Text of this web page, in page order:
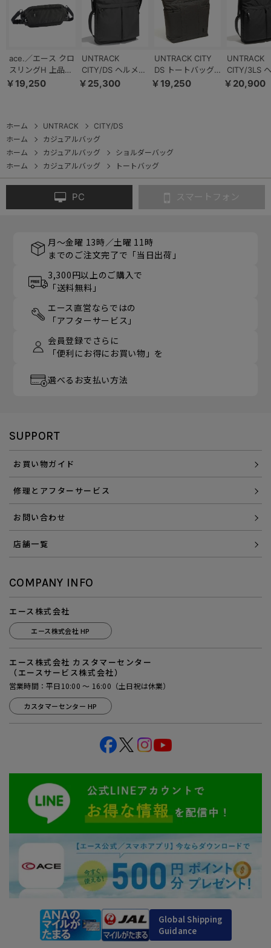
ace.／エース クロ
スリングH 上品な
杢調素材 スリング
￥19,250
UNTRACK
CITY/DS ヘルメッ
ト トートバッグ
￥25,300
UNTRACK CITY
DS トートバッグ
A4サイズ PC収納
￥19,250
UNTRACK
CITY/3LS
ット トート
￥20,900
ホーム UNTRACK
CITY/DS
ホーム
カジュアルバッグ
ホーム
カジュアルバッグ
ショルダーバッグ
ホーム
カジュアルバッグ トートバッグ
PC スマートフォン
月～金曜 13時／土曜 11時
までのご注文完了で「当日出荷」
3,300円以上のご購入で
「送料無料」
エース直営ならではの
「アフターサービス」
会員登録でさらに
「便利にお得にお買い物」を
選べるお支払い方法
SUPPORT
お買い物ガイド
修理とアフターサービス
お問い合わせ
店舗一覧
COMPANY INFO
エース株式会社
エース株式会社 HP
エース株式会社 カスタマーセンター
（エースサービス株式会社）
営業時間：平日10:00 ～ 16:00（土日祝は休業）
カスタマーセンター HP
Global Shipping
Guidance